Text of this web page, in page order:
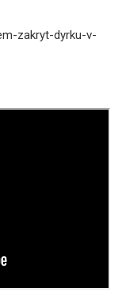
zakryt-dyrku-v-